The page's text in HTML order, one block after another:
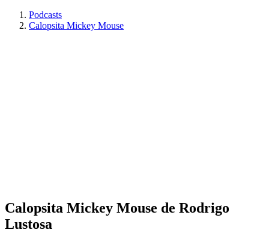
Podcasts
Calopsita Mickey Mouse
Calopsita Mickey Mouse de Rodrigo
Lustosa